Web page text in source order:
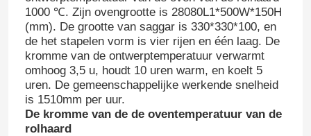
1000 ℃. Zijn ovengrootte is 28080L1*500W*150H
(mm). De grootte van saggar is 330*330*100, en
de het stapelen vorm is vier rijen en één laag. De
kromme van de ontwerptemperatuur verwarmt
omhoog 3,5 u, houdt 10 uren warm, en koelt 5
uren. De gemeenschappelijke werkende snelheid
is 1510mm per uur.
De kromme van de de oventemperatuur van de
rolhaard